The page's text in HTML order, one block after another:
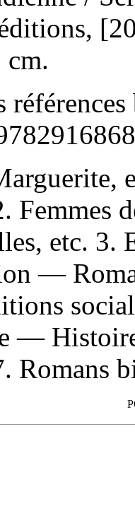
cm.
Femmes
etc.
—
—
Romans